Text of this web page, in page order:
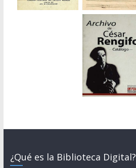
¿Qué es la Biblioteca Digital?